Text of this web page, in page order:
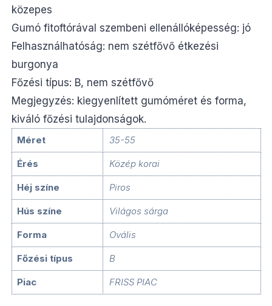
közepes
Gumó fitoftórával szembeni ellenállóképesség: jó
Felhasználhatóság: nem szétfővő étkezési
burgonya
Főzési típus: B, nem szétfővő
Megjegyzés: kiegyenlített gumóméret és forma,
kiváló főzési tulajdonságok.
Méret 35-55
Érés Közép korai
Héj színe Piros
Hús színe Világos sárga
Forma Ovális
Főzési típus B
Piac FRISS PIAC